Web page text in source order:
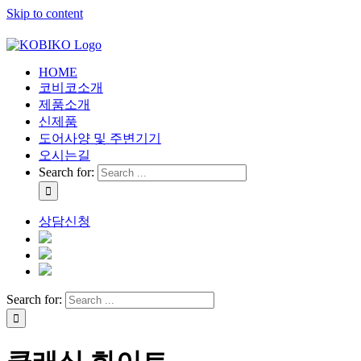
Skip to content
HOME
코비코소개
제품소개
신제품
도어사양 및 주변기기
오시는길
Search for:
상담신청
Search for: